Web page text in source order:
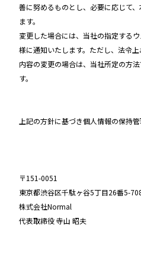
善に努めるものとし、必要に応じて
ます。
変更した場合には、当社の指定する
様に通知いたします。ただし、法令
内容の変更の場合は、当社所定の方
す。
上記の方針に基づき個人情報の保持管
〒151-0051
東京都渋谷区千駄ヶ谷5丁目26番5-
株式会社Normal
代表取締役 寺山 昭夫